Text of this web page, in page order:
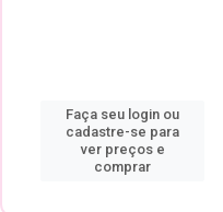
Faça seu login ou
cadastre-se para
ver preços e
comprar